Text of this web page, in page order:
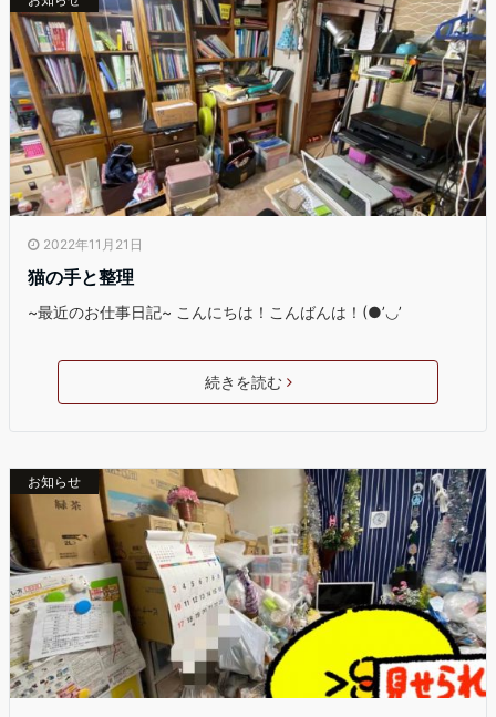
2022年11月21日
猫の手と整理
~最近のお仕事日記~ こんにちは！こんばんは！(●’◡’
続きを読む
お知らせ